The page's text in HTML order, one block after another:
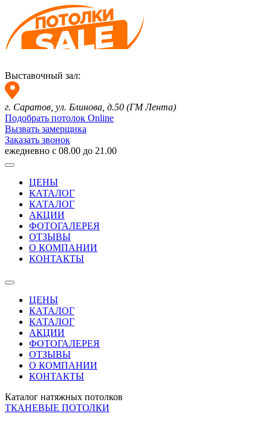
Выставочный зал:
г. Саратов, ул. Блинова, д.50 (ГМ Лента)
Подобрать потолок Online
Вызвать замерщика
Заказать звонок
ежедневно с 08.00 до 21.00
ЦЕНЫ
КАТАЛОГ
КАТАЛОГ
АКЦИИ
ФОТОГАЛЕРЕЯ
ОТЗЫВЫ
О КОМПАНИИ
КОНТАКТЫ
ЦЕНЫ
КАТАЛОГ
КАТАЛОГ
АКЦИИ
ФОТОГАЛЕРЕЯ
ОТЗЫВЫ
О КОМПАНИИ
КОНТАКТЫ
Каталог натяжных потолков
ТКАНЕВЫЕ ПОТОЛКИ